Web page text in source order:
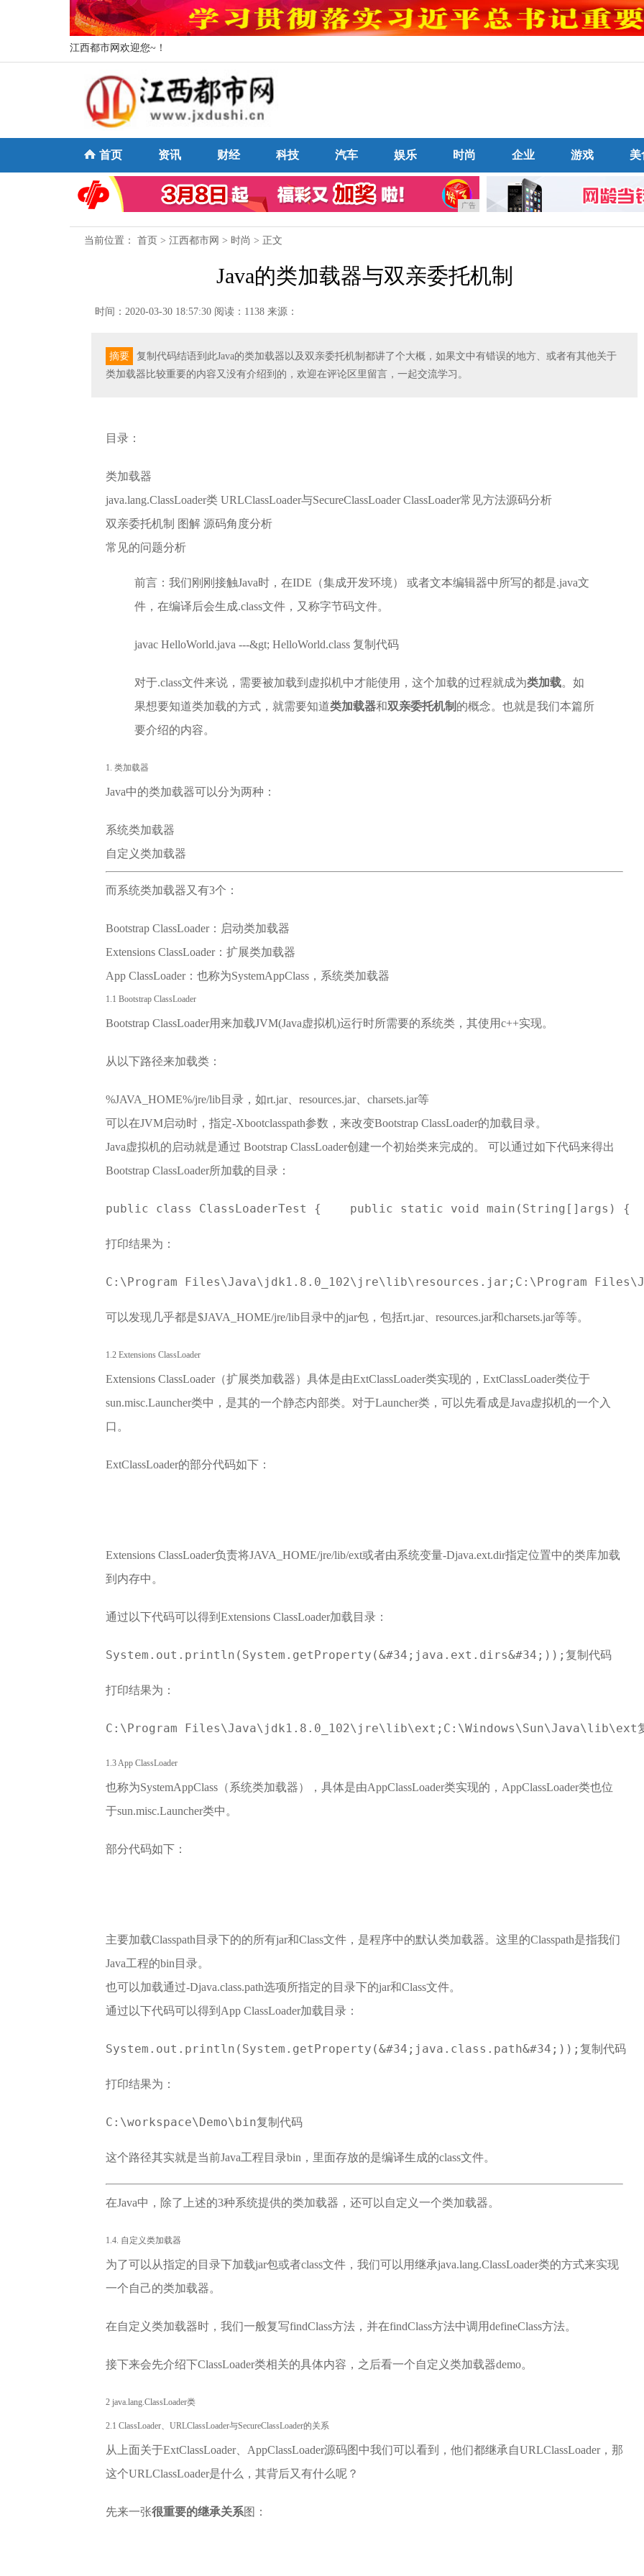
江西都市网欢迎您~！
首页 资讯 财经 科技 汽车 娱乐 时尚 企业 游戏 美
广告
当前位置： 首页 > 江西都市网 > 时尚 > 正文
Java的类加载器与双亲委托机制
时间：2020-03-30 18:57:30 阅读：1138 来源：
摘要
复制代码结语到此Java的类加载器以及双亲委托机制都讲了个大概，如果文中有错误的地方、或者有其他关于
类加载器比较重要的内容又没有介绍到的，欢迎在评论区里留言，一起交流学习。
目录：
类加载器
java.lang.ClassLoader类 URLClassLoader与SecureClassLoader ClassLoader常见方法源码分析
双亲委托机制 图解 源码角度分析
常见的问题分析
前言：我们刚刚接触Java时，在IDE（集成开发环境） 或者文本编辑器中所写的都是.java文
件，在编译后会生成.class文件，又称字节码文件。
javac HelloWorld.java ---&gt; HelloWorld.class 复制代码
对于.class文件来说，需要被加载到虚拟机中才能使用，这个加载的过程就成为类加载。如
果想要知道类加载的方式，就需要知道类加载器和双亲委托机制 的概念。也就是我们本篇所
要介绍的内容。
1. 类加载器
Java中的类加载器可以分为两种：
系统类加载器
自定义类加载器
而系统类加载器又有3个：
Bootstrap ClassLoader：启动类加载器
Extensions ClassLoader：扩展类加载器
App ClassLoader：也称为SystemAppClass，系统类加载器
1.1 Bootstrap ClassLoader
Bootstrap ClassLoader用来加载JVM(Java虚拟机)运行时所需要的系统类，其使用c++实现。
从以下路径来加载类：
%JAVA_HOME%/jre/lib目录，如rt.jar、resources.jar、charsets.jar等
可以在JVM启动时，指定-Xbootclasspath参数，来改变Bootstrap ClassLoader的加载目录。
Java虚拟机的启动就是通过 Bootstrap ClassLoader创建一个初始类来完成的。 可以通过如下代码来得出
Bootstrap ClassLoader所加载的目录：
public class ClassLoaderTest {    public static void main(String[]args) {
打印结果为：
C:\Program Files\Java\jdk1.8.0_102\jre\lib\resources.jar;C:\Program
可以发现几乎都是$JAVA_HOME/jre/lib目录中的jar包，包括rt.jar、resources.jar和charsets.jar等等。
1.2 Extensions ClassLoader
Extensions ClassLoader（扩展类加载器）具体是由ExtClassLoader类实现的，ExtClassLoader类位于
sun.misc.Launcher类中，是其的一个静态内部类。对于Launcher类，可以先看成是Java虚拟机的一个入
口。
ExtClassLoader的部分代码如下：
Extensions ClassLoader负责将JAVA_HOME/jre/lib/ext或者由系统变量-Djava.ext.dir指定位置中的类库加载
到内存中。
通过以下代码可以得到Extensions ClassLoader加载目录：
System.out.println(System.getProperty(&#34;java.ext.dirs&#34;));复制代码
打印结果为：
C:\Program Files\Java\jdk1.8.0_102\jre\lib\ext;C:\Windows\Sun\Java\lib\ext复
1.3 App ClassLoader
也称为SystemAppClass（系统类加载器），具体是由AppClassLoader类实现的，AppClassLoader类也位
于sun.misc.Launcher类中。
部分代码如下：
主要加载Classpath目录下的的所有jar和Class文件，是程序中的默认类加载器。这里的Classpath是指我们
Java工程的bin目录。
也可以加载通过-Djava.class.path选项所指定的目录下的jar和Class文件。
通过以下代码可以得到App ClassLoader加载目录：
System.out.println(System.getProperty(&#34;java.class.path&#34;));复制代码
打印结果为：
C:\workspace\Demo\bin复制代码
这个路径其实就是当前Java工程目录bin，里面存放的是编译生成的class文件。
在Java中，除了上述的3种系统提供的类加载器，还可以自定义一个类加载器。
1.4. 自定义类加载器
为了可以从指定的目录下加载jar包或者class文件，我们可以用继承java.lang.ClassLoader类的方式来实现
一个自己的类加载器。
在自定义类加载器时，我们一般复写findClass方法，并在findClass方法中调用defineClass方法。
接下来会先介绍下ClassLoader类相关的具体内容，之后看一个自定义类加载器demo。
2 java.lang.ClassLoader类
2.1 ClassLoader、URLClassLoader与SecureClassLoader的关系
从上面关于ExtClassLoader、AppClassLoader源码图中我们可以看到，他们都继承自URLClassLoader，那
这个URLClassLoader是什么，其背后又有什么呢？
先来一张很重要的继承关系图：